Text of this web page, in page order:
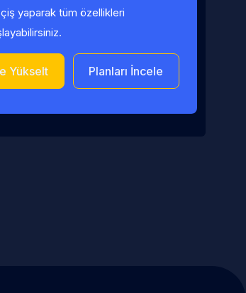
yaparak tüm özellikleri
Yükselt Planları İncele